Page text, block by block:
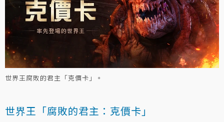
世界王腐敗的君主「克價卡」。
世界王「腐敗的君主：克價卡」